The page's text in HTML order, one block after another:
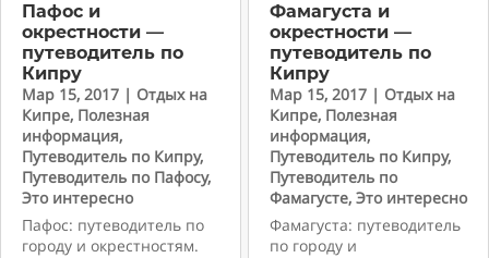
Пафос и
окрестности —
путеводитель по
Кипру
Мар 15, 2017 | Отдых на
Кипре, Полезная
информация,
Путеводитель по Кипру,
Путеводитель по Пафосу,
Это интересно
Пафос: путеводитель по
городу и окрестностям.
Фамагуста и
окрестности —
путеводитель по
Кипру
Мар 15, 2017 | Отдых на
Кипре, Полезная
информация,
Путеводитель по Кипру,
Путеводитель по
Фамагусте, Это интересно
Фамагуста: путеводитель
по городу и